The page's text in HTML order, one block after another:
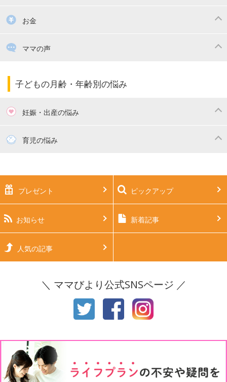
掃除
漫画
出産祝い・内祝い
お金
住宅購入ママの声
子育てコラム
子どもの月齢・年齢別の悩み
妊娠・出産の悩み
妊活 育児の悩み
生後2ヶ月 生後3ヶ月
生後4ヶ月 生後5ヶ月
生後6ヶ月
生後11ヶ月
3才
5才 6才
プレゼント ピックアップ
お知らせ 新着記事
人気の記事
＼ ママびより公式SNSページ ／